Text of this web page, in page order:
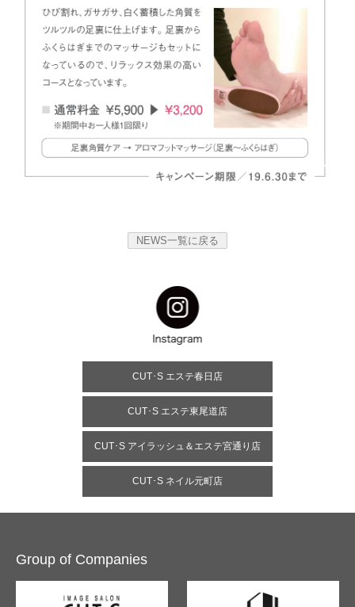
NEWS一覧に戻る
CUT･S エステ春日店
CUT･S エステ東尾道店
CUT･S アイラッシュ＆エステ宮通り店
CUT･S ネイル元町店
Group of Companies